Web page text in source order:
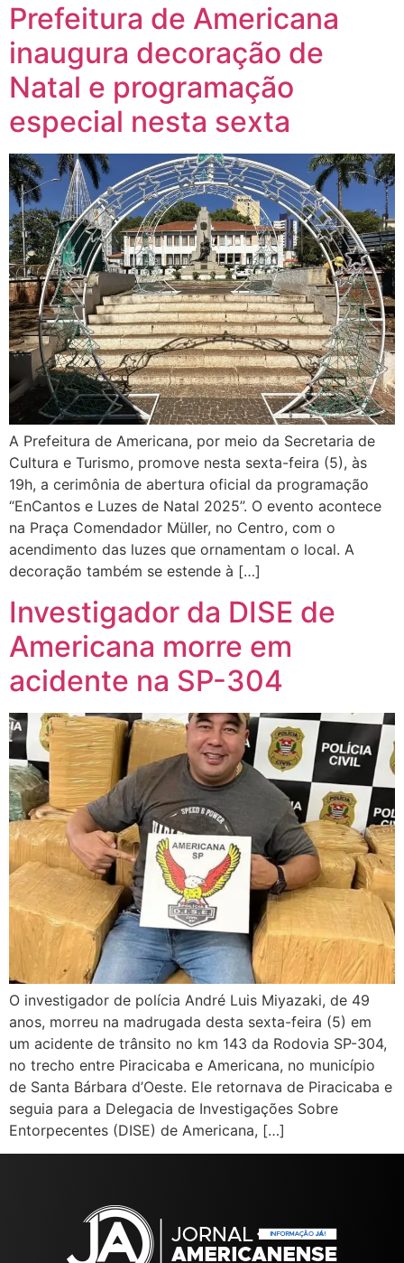
Prefeitura de Americana
inaugura decoração de
Natal e programação
especial nesta sexta
A Prefeitura de Americana, por meio da Secretaria de
Cultura e Turismo, promove nesta sexta-feira (5), às
19h, a cerimônia de abertura oficial da programação
“EnCantos e Luzes de Natal 2025”. O evento acontece
na Praça Comendador Müller, no Centro, com o
acendimento das luzes que ornamentam o local. A
decoração também se estende à […]
Investigador da DISE de
Americana morre em
acidente na SP-304
O investigador de polícia André Luis Miyazaki, de 49
anos, morreu na madrugada desta sexta-feira (5) em
um acidente de trânsito no km 143 da Rodovia SP-304,
no trecho entre Piracicaba e Americana, no município
de Santa Bárbara d’Oeste. Ele retornava de Piracicaba e
seguia para a Delegacia de Investigações Sobre
Entorpecentes (DISE) de Americana, […]